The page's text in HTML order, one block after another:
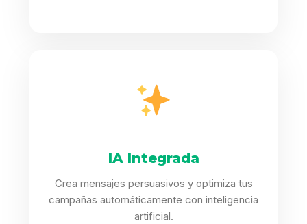
IA Integrada
Crea mensajes persuasivos y optimiza tus
campañas automáticamente con inteligencia
artificial.